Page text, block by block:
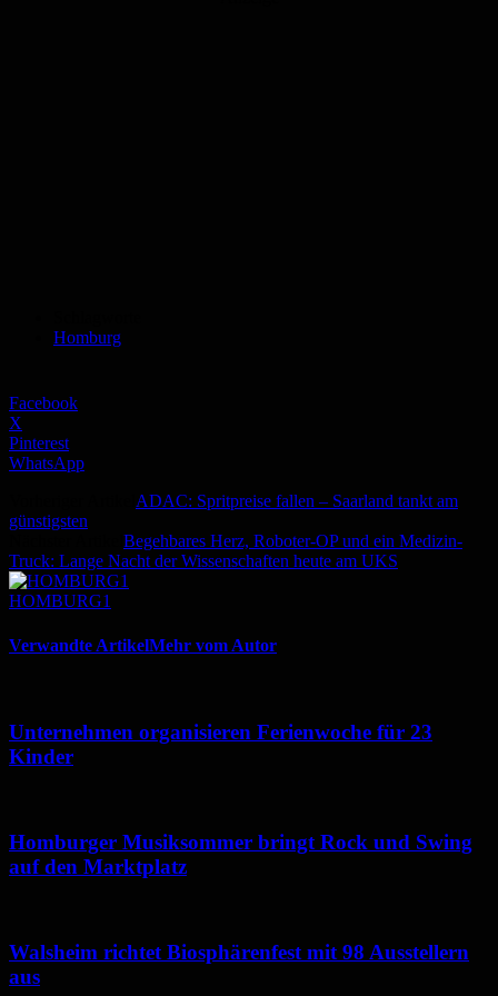
Homburg
Facebook
X
Pinterest
WhatsApp
ADAC: Spritpreise fallen – Saarland tankt am
günstigsten
Begehbares Herz, Roboter-OP und ein Medizin-
Truck: Lange Nacht der Wissenschaften heute am UKS
HOMBURG1
Verwandte ArtikelMehr vom Autor
Unternehmen organisieren Ferienwoche für 23
Kinder
Homburger Musiksommer bringt Rock und Swing
auf den Marktplatz
Walsheim richtet Biosphärenfest mit 98 Ausstellern
aus